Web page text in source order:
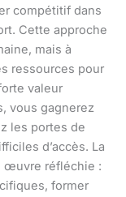
compétitif dans
Cette approche
mais à
ressources pour
valeur
vous gagnerez
les portes de
d’accès. La
œuvre réfléchie :
former